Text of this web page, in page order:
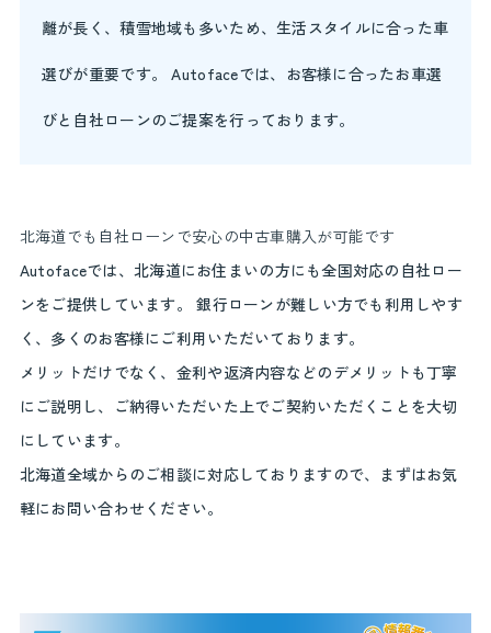
離が長く、積雪地域も多いため、生活スタイルに合った車
選びが重要です。 Autofaceでは、お客様に合ったお車選
びと自社ローンのご提案を行っております。
北海道でも自社ローンで安心の中古車購入が可能です
Autofaceでは、北海道にお住まいの方にも全国対応の自社ロー
ンをご提供しています。 銀行ローンが難しい方でも利用しやす
く、多くのお客様にご利用いただいております。
メリットだけでなく、金利や返済内容などのデメリットも丁寧
にご説明し、ご納得いただいた上でご契約いただくことを大切
にしています。
北海道全域からのご相談に対応しておりますので、まずはお気
軽にお問い合わせください。